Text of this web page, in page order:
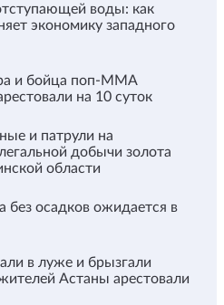
воды: как
экономику западного
и бойца поп-ММА
на 10 суток
и патрули на
добычи золота
области
без осадков ожидается в
в луже и брызгали
Астаны арестовали